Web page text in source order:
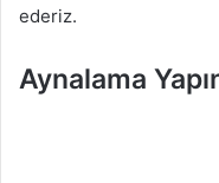
ederiz.
Aynalama